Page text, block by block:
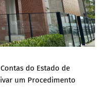
do Estado de
um Procedimento